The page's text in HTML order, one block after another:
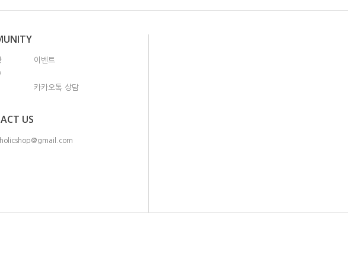
이벤트
카카오톡 상담
US